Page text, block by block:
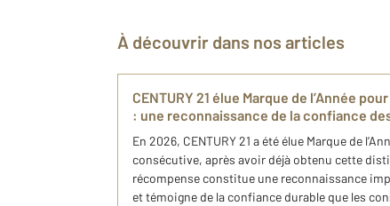
À découvrir dans nos articles
CENTURY 21 élue Marque de l’Année
: une reconnaissance de la confiance
En 2026, CENTURY 21 a été élue Marque de
consécutive, après avoir déjà obtenu cette
récompense constitue une reconnaissance
et témoigne de la confiance durable que les